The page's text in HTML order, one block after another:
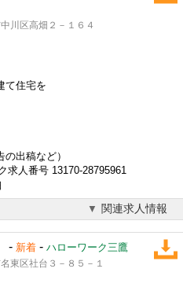
川区高畑２－１６４
て住宅を
出稿など）
求人番号 13170-28795961
関連求人情報
- 新着 - ハローワーク三鷹
東区社台３－８５－１